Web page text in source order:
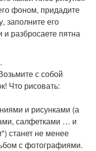
фоном, придадите
заполните его
разбросаете пятна
с собой
Что рисовать:
и рисунками (а
салфетками … и
станет не менее
с фотографиями.